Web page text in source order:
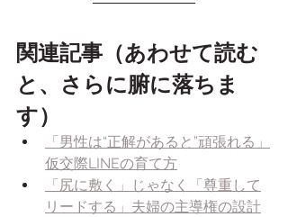
関連記事（あわせて読む
と、さらに腑に落ちま
す）
「男性は“正解があると”頑張れる」
仮交際LINEの育て方
「尻に敷く」じゃなく「尊重して
リードする」夫婦の主導権の設計